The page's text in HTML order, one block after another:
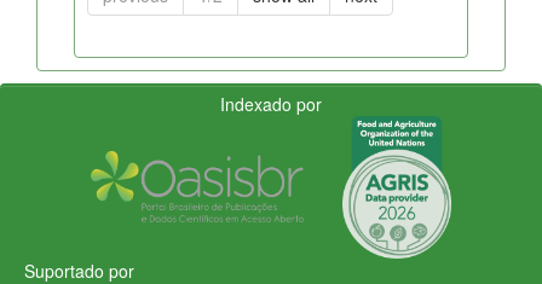
Indexado por
Suportado por